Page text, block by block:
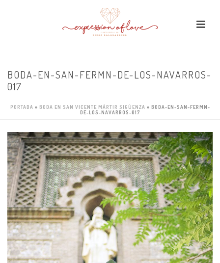
BODA-EN-SAN-FERMN-DE-LOS-NAVARROS-
017
PORTADA » BODA EN SAN VICENTE MÁRTIR SIGÜENZA » BODA-EN-SAN-FERMN-
DE-LOS-NAVARROS-017